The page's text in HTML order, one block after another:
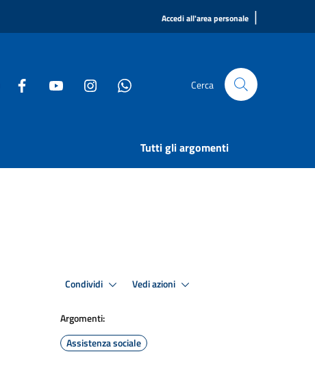
Accedi all'area personale |
Cerca
Tutti gli argomenti
Condividi Vedi azioni
Argomenti:
Assistenza sociale